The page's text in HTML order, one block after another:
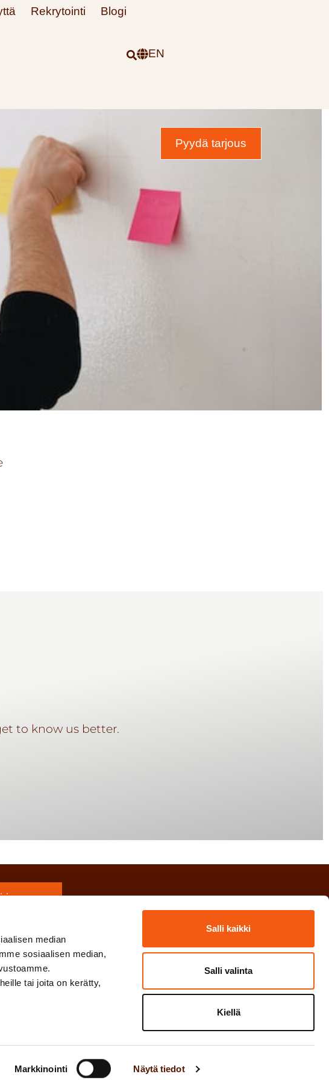
median
sosiaalisen median,
tai joita on kerätty,
Markkinointi Näytä tiedot
Salli kaikki
Salli valinta
Kiellä
Rekrytointi Blogi
EN
Pyydä tarjous
to know us better.
uutiskirjettämme noin 3–6 kertaa vuodessa.
ajankohtaisia uutisia ja kuulet
ensimmäisten joukossa. Voit peruuttaa
tahansa.